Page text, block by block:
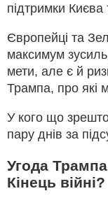
підтримки
Європейці та
максимум
мети, але є й
Трампа, про які
У кого що
пару днів за
Угода
Кінець війні?